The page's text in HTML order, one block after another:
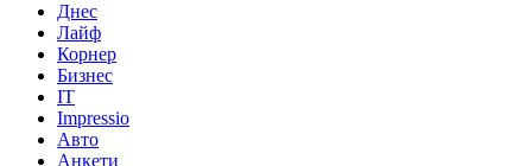
Днес
Лайф
Корнер
Бизнес
IT
Impressio
Авто
Анкети